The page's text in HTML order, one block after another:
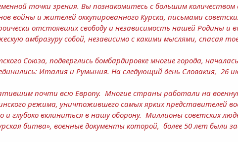
точки зрения. Вы познакомитесь с большим
войны и жителей оккупированного Курска, письмами
отстоявших свободу и независимость нашей Родины и
амбразуру собой, независимо с какими мыслями, спасая
Союза, подверглись бомбардировке многие города,
Италия и Румыния. На следующий день Словакия, 26
почти всю Европу. Многие страны работали на
режима, уничтожившего самых ярких представителей
глубоко вклиниться в нашу оборону. Миллионы советских
битва», военные документы которой, более 50 лет были